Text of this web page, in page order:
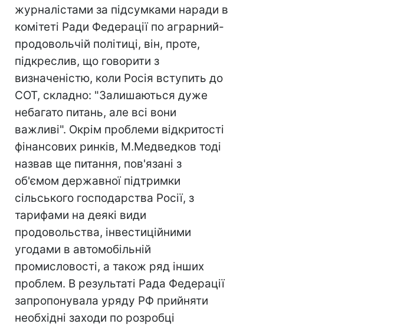
журналістами за підсумками наради в
комітеті Ради Федерації по аграрний-
продовольчій політиці, він, проте,
підкреслив, що говорити з
визначеністю, коли Росія вступить до
СОТ, складно: "Залишаються дуже
небагато питань, але всі вони
важливі". Окрім проблеми відкритості
фінансових ринків, М.Медведков тоді
назвав ще питання, пов'язані з
об'ємом державної підтримки
сільського господарства Росії, з
тарифами на деякі види
продовольства, інвестиційними
угодами в автомобільній
промисловості, а також ряд інших
проблем. В результаті Рада Федерації
запропонувала уряду РФ прийняти
необхідні заходи по розробці